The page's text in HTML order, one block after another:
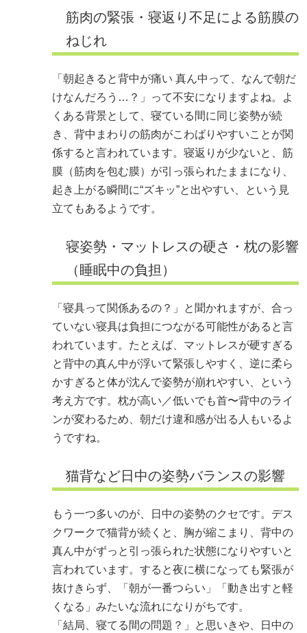
筋肉の緊張・寝返り不足による筋膜の
ねじれ
「朝起きると背中が痛い 真ん中って、なんで朝だ
けなんだろう…？」って不安になりますよね。よ
くある背景として、寝ている間に同じ姿勢が続
き、背中まわりの筋肉がこわばりやすいことが関
係すると言われています。寝返りが少ないと、筋
膜（筋肉を包む膜）が引っ張られたままになり、
起き上がる瞬間に“ズキッ”と出やすい、という見
立てもあるようです。
寝姿勢・マットレスの硬さ・枕の影響
（睡眠中の負担）
「寝具って関係あるの？」と聞かれますが、合っ
ていない寝具は負担につながる可能性があると言
われています。たとえば、マットレスが硬すぎる
と背中の真ん中が浮いて緊張しやすく、逆に柔ら
かすぎると体が沈んで姿勢が崩れやすい、という
考え方です。枕が高い／低いでも首〜背中のライ
ンが変わるため、朝だけ違和感が出る人もいるよ
うですね。
猫背など日中の姿勢バランスの影響
もう一つ多いのが、日中の姿勢のクセです。デス
クワークで猫背が続くと、胸が縮こまり、背中の
真ん中がずっと引っ張られた状態になりやすいと
言われています。すると夜に横になっても緊張が
抜けきらず、「朝が一番つらい」「動き出すと軽
くなる」みたいな流れになりがちです。
「結局、寝てる間の問題？」と思いきや、日中の